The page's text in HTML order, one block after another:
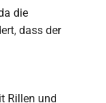
die
dass der